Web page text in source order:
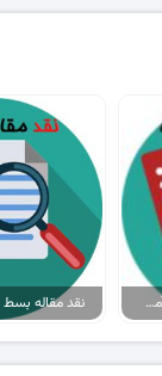
نقد مقاله تبیین ماهیت نظام آموزش و پرورش ایران از دوره مدرن سازی